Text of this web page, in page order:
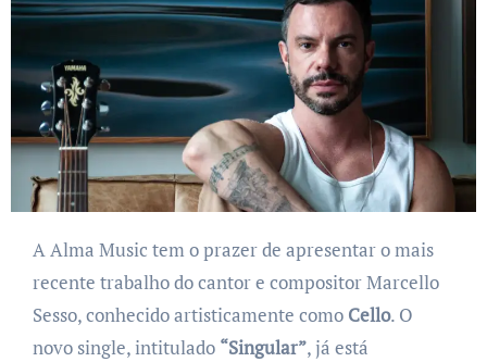
A Alma Music tem o prazer de apresentar o mais
recente trabalho do cantor e compositor Marcello
Sesso, conhecido artisticamente como Cello. O
novo single, intitulado “Singular”, já está